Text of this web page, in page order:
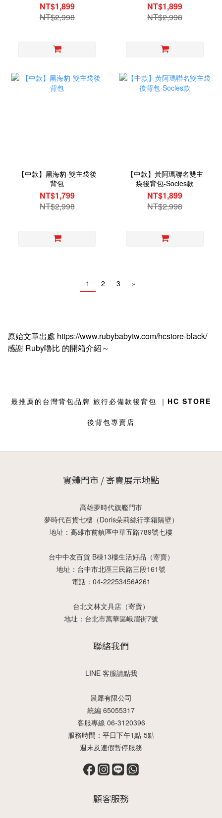
NT$1,899
NT$2,998
NT$1,899
NT$2,998
【中款】黑海豹-雙主袋後
背包
NT$1,799
NT$2,998
【中款】黃阿瑪聯名雙主
袋後背包-Socles款
NT$1,899
NT$2,998
1 2 3 »
原始文章出處 https://www.rubybabytw.com/hcstore-black/
感謝 Ruby嚕比 的開箱介紹～
最推薦的台灣背包品牌 旅行必備款後背包 ｜ HC STORE
後背包專賣店
實體門市 / 寄賣展示地點
高雄夢時代旗艦門市
夢時代百貨七樓（Doris朵莉絲行李箱隔壁）
地址：高雄市前鎮區中華五路789號七樓
台中中友百貨 B棟13樓生活好品（寄賣）
地址：台中市北區三民路三段161號
電話：04-22253456#261
台北文林文具店（寄賣）
地址：台北市萬華區峨眉街7號
聯絡我們
LINE 客服請點我
晨犀有限公司
統編 65055317
客服專線 06-3120396
服務時間：平日下午1點-5點
週末及連假暫停服務
顧客服務